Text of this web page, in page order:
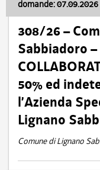
domande:
308/26 –
Sabbiadoro –
50% ed
l’Azienda
Lignano
Comune di Lignano